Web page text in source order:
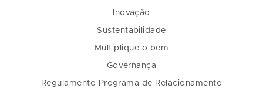
Inovação
Sustentabilidade
Multiplique o bem
Governança
Regulamento Programa de Relacionamento